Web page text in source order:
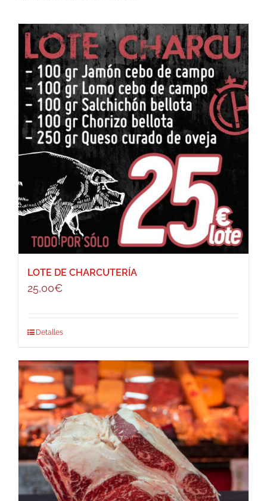
LOTE DE CHARCUTERÍA
25,00€
Detalles